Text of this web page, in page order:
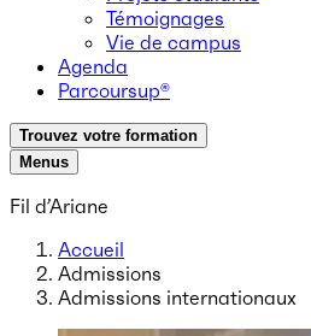
Témoignages
Vie de campus
Agenda
Parcoursup®
Trouvez votre formation
Menus
Fil d’Ariane
Accueil
Admissions
Admissions internationaux